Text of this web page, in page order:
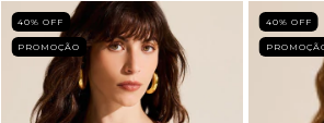
40% OFF
PROMOÇÃO
40% OFF